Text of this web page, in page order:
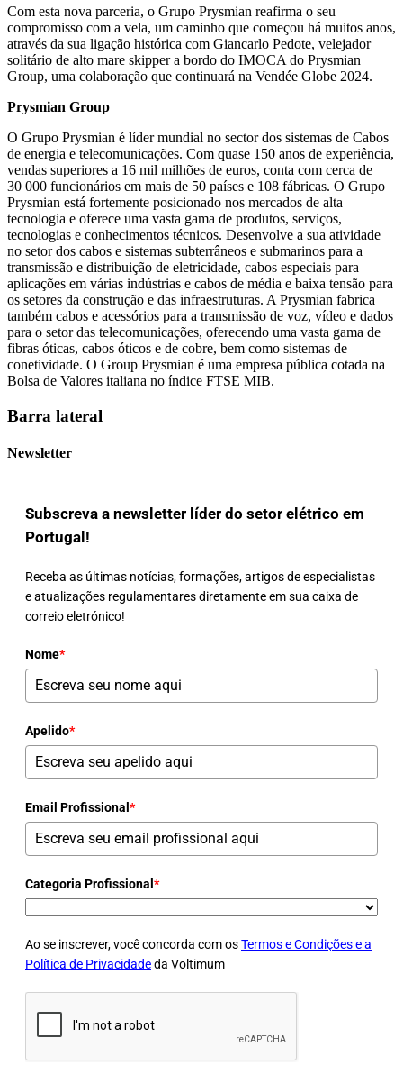
Com esta nova parceria, o Grupo Prysmian reafirma o seu
compromisso com a vela, um caminho que começou há muitos anos,
através da sua ligação histórica com Giancarlo Pedote, velejador
solitário de alto mare skipper a bordo do IMOCA do Prysmian
Group, uma colaboração que continuará na Vendée Globe 2024.
Prysmian Group
O Grupo Prysmian é líder mundial no sector dos sistemas de Cabos
de energia e telecomunicações. Com quase 150 anos de experiência,
vendas superiores a 16 mil milhões de euros, conta com cerca de
30 000 funcionários em mais de 50 países e 108 fábricas. O Grupo
Prysmian está fortemente posicionado nos mercados de alta
tecnologia e oferece uma vasta gama de produtos, serviços,
tecnologias e conhecimentos técnicos. Desenvolve a sua atividade
no setor dos cabos e sistemas subterrâneos e submarinos para a
transmissão e distribuição de eletricidade, cabos especiais para
aplicações em várias indústrias e cabos de média e baixa tensão para
os setores da construção e das infraestruturas. A Prysmian fabrica
também cabos e acessórios para a transmissão de voz, vídeo e dados
para o setor das telecomunicações, oferecendo uma vasta gama de
fibras óticas, cabos óticos e de cobre, bem como sistemas de
conetividade. O Group Prysmian é uma empresa pública cotada na
Bolsa de Valores italiana no índice FTSE MIB.
Barra lateral
Newsletter
Subscreva a newsletter líder do setor elétrico em
Portugal!
Receba as últimas notícias, formações, artigos de especialistas
e atualizações regulamentares diretamente em sua caixa de
correio eletrónico!
Nome*
Apelido*
Email Profissional *
Categoria Profissional *
Ao se inscrever, você concorda com osTermos e Condições e a
Política de Privacidadeda Voltimum